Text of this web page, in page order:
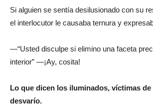
Si alguien se sentía desilusionado con su
el interlocutor le causaba ternura y
—“Usted disculpe si elimino una faceta
interior” —¡Ay, cosita!
Lo que dicen los iluminados, víctimas
desvarío.